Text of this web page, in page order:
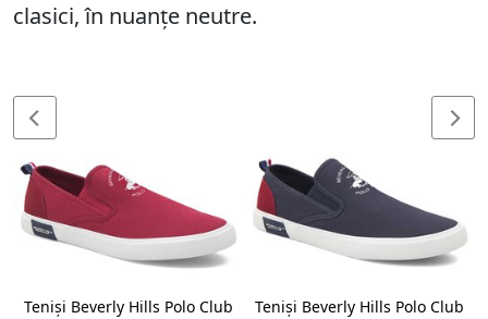
clasici, în nuanțe neutre.
Teniși Beverly Hills Polo Club Teniși Beverly Hills Polo Club